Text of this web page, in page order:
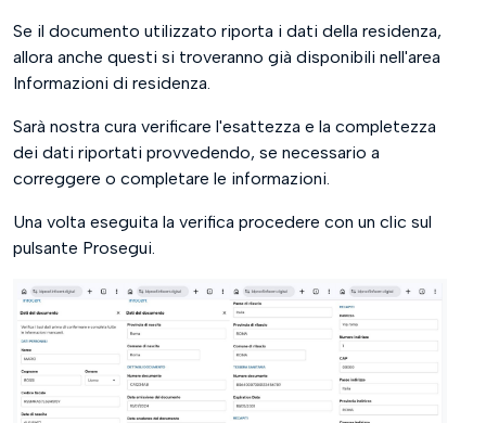
Se il documento utilizzato riporta i dati della residenza,
allora anche questi si troveranno già disponibili nell'area
Informazioni di residenza.
Sarà nostra cura verificare l'esattezza e la completezza
dei dati riportati provvedendo, se necessario a
correggere o completare le informazioni.
Una volta eseguita la verifica procedere con un clic sul
pulsante Prosegui.